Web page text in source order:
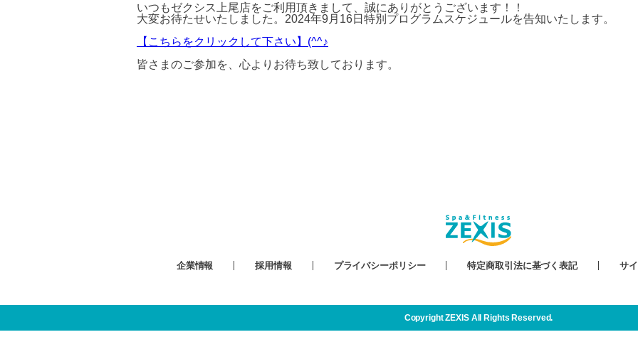
いつもゼクシス上尾店をご利用頂きまして、誠にありがとうございます！！
大変お待たせいたしました。2024年9月16日特別プログラムスケジュールを告知いたします。
【こちらをクリックして下さい】(^^♪
皆さまのご参加を、心よりお待ち致しております。
企業情報 採用情報 プライバシーポリシー 特定商取引法に基づく表記 サ
Copyright ZEXIS All Rights Reserved.